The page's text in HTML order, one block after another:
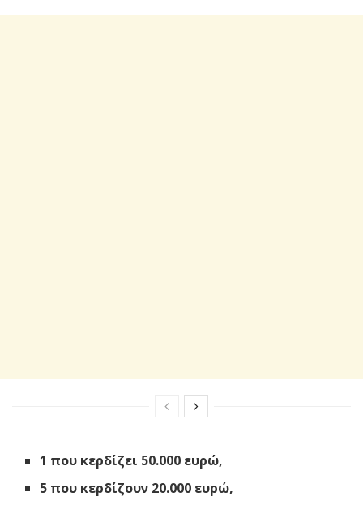
1 που κερδίζει 50.000 ευρώ,
5 που κερδίζουν 20.000 ευρώ,